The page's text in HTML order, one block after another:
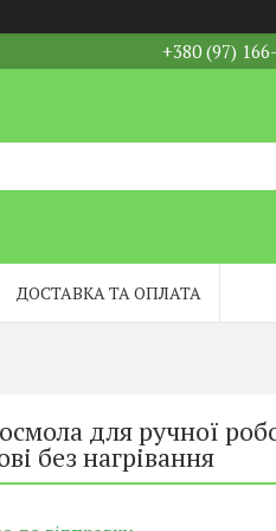
+380 (97)
ДОСТАВКА ТА ОПЛАТА
для ручної
без нагрівання